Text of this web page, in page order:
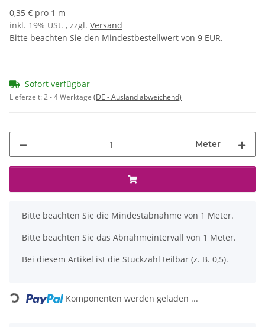
0,35 € pro 1 m
inkl. 19% USt. , zzgl. Versand
Bitte beachten Sie den Mindestbestellwert von 9 EUR.
Sofort verfügbar
Lieferzeit:2 - 4 Werktage (DE - Ausland abweichend)
Meter
x
Bitte beachten Sie die Mindestabnahme von 1 Meter.
Bitte beachten Sie das Abnahmeintervall von 1 Meter.
Bei diesem Artikel ist die Stückzahl teilbar (z. B. 0,5).
Loading... Komponenten werden geladen ...